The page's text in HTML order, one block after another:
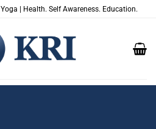
| Health. Self Awareness. Education.